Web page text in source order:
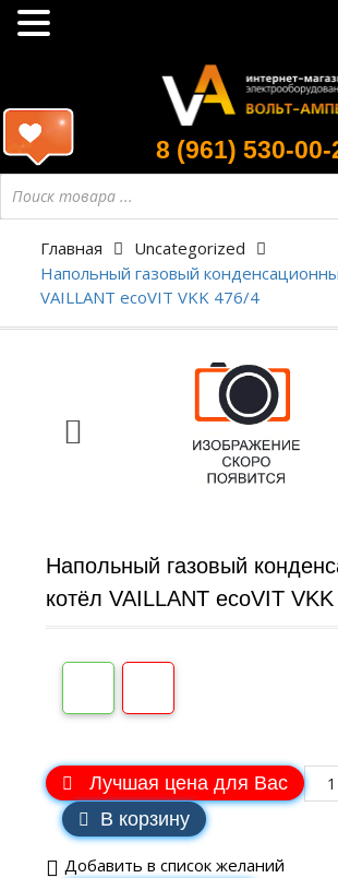
8 (961) 530-00-
Главная
Uncategorized
Напольный газовый
VAILLANT ecoVIT VKK 476/4
Напольный газовый
котёл VAILLANT ecoVIT
Лучшая цена для Вас
В корзину
Добавить в список желаний